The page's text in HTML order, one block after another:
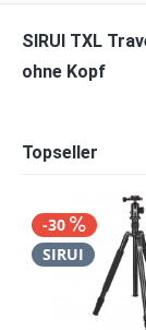
SIRUI TXL
ohne Kopf
Topseller
-30
SIRUI